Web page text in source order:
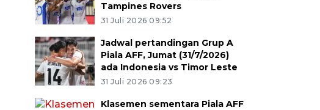
Tampines Rovers
31 Juli 2026 09:52
Jadwal pertandingan Grup A
Piala AFF, Jumat (31/7/2026)
ada Indonesia vs Timor Leste
31 Juli 2026 09:23
Klasemen sementara Piala AFF